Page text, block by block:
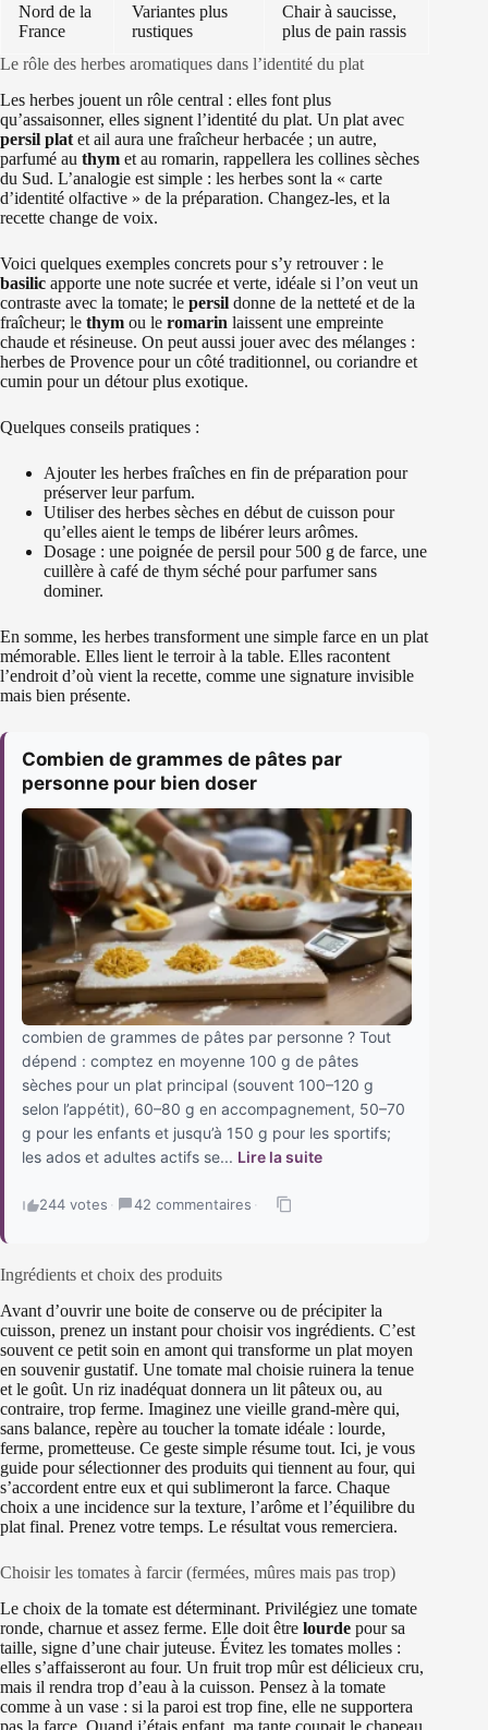
Nord de la
France
Variantes plus
rustiques
Chair à saucisse,
plus de pain rassis
Le rôle des herbes aromatiques dans l’identité du plat
Les herbes jouent un rôle central : elles font plus
qu’assaisonner, elles signent l’identité du plat. Un plat avec
persil plat et ail aura une fraîcheur herbacée ; un autre,
parfumé au thym et au romarin, rappellera les collines sèches
du Sud. L’analogie est simple : les herbes sont la « carte
d’identité olfactive » de la préparation. Changez-les, et la
recette change de voix.
Voici quelques exemples concrets pour s’y retrouver : le
basilic apporte une note sucrée et verte, idéale si l’on veut un
contraste avec la tomate; le persil donne de la netteté et de la
fraîcheur; le thym ou le romarin laissent une empreinte
chaude et résineuse. On peut aussi jouer avec des mélanges :
herbes de Provence pour un côté traditionnel, ou coriandre et
cumin pour un détour plus exotique.
Quelques conseils pratiques :
Ajouter les herbes fraîches en fin de préparation pour
préserver leur parfum.
Utiliser des herbes sèches en début de cuisson pour
qu’elles aient le temps de libérer leurs arômes.
Dosage : une poignée de persil pour 500 g de farce, une
cuillère à café de thym séché pour parfumer sans
dominer.
En somme, les herbes transforment une simple farce en un plat
mémorable. Elles lient le terroir à la table. Elles racontent
l’endroit d’où vient la recette, comme une signature invisible
mais bien présente.
Combien de grammes de pâtes par
personne pour bien doser
combien de grammes de pâtes par personne ? Tout
dépend : comptez en moyenne 100 g de pâtes
sèches pour un plat principal (souvent 100–120 g
selon l’appétit), 60–80 g en accompagnement, 50–70
g pour les enfants et jusqu’à 150 g pour les sportifs;
les ados et adultes actifs se... Lire la suite
244 votes · 42 commentaires ·
Ingrédients et choix des produits
Avant d’ouvrir une boite de conserve ou de précipiter la
cuisson, prenez un instant pour choisir vos ingrédients. C’est
souvent ce petit soin en amont qui transforme un plat moyen
en souvenir gustatif. Une tomate mal choisie ruinera la tenue
et le goût. Un riz inadéquat donnera un lit pâteux ou, au
contraire, trop ferme. Imaginez une vieille grand-mère qui,
sans balance, repère au toucher la tomate idéale : lourde,
ferme, prometteuse. Ce geste simple résume tout. Ici, je vous
guide pour sélectionner des produits qui tiennent au four, qui
s’accordent entre eux et qui sublimeront la farce. Chaque
choix a une incidence sur la texture, l’arôme et l’équilibre du
plat final. Prenez votre temps. Le résultat vous remerciera.
Choisir les tomates à farcir (fermées, mûres mais pas trop)
Le choix de la tomate est déterminant. Privilégiez une tomate
ronde, charnue et assez ferme. Elle doit être lourde pour sa
taille, signe d’une chair juteuse. Évitez les tomates molles :
elles s’affaisseront au four. Un fruit trop mûr est délicieux cru,
mais il rendra trop d’eau à la cuisson. Pensez à la tomate
comme à un vase : si la paroi est trop fine, elle ne supportera
pas la farce. Quand j’étais enfant, ma tante coupait le chapeau,